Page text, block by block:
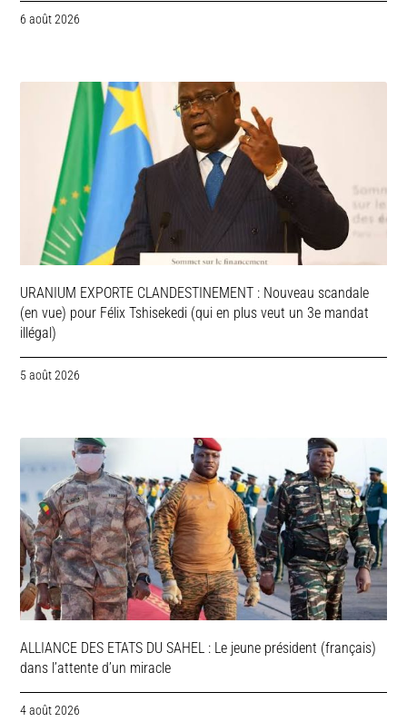
6 août 2026
URANIUM EXPORTE CLANDESTINEMENT : Nouveau scandale
(en vue) pour Félix Tshisekedi (qui en plus veut un 3e mandat
illégal)
5 août 2026
ALLIANCE DES ETATS DU SAHEL : Le jeune président (français)
dans l’attente d’un miracle
4 août 2026